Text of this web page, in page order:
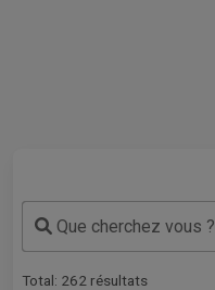
Que cherchez vous ?
Total: 262 résultats